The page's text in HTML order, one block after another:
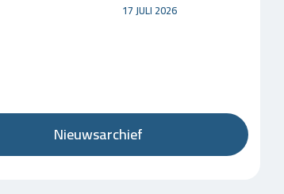
17 JULI 2026
Nieuwsarchief